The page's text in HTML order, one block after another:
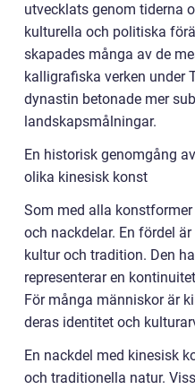
utvecklats genom tiderna
kulturella och politiska
skapades många av de
kalligrafiska verken under
dynastin betonade mer
landskapsmålningar.
En historisk genomgång
olika kinesisk konst
Som med alla
och nackdelar. En fördel
kultur och tradition. Den
representerar en
För många människor är
deras identitet och
En nackdel med kinesisk
och traditionella natur.